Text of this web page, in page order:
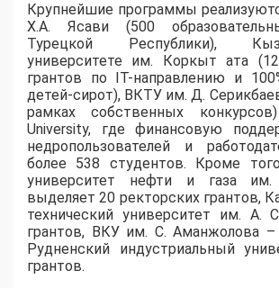
​Крупнейшие программы
Х.А. Ясави (500
Турецкой Республики),
университете им. Коркыт ата
грантов по IT-направлению и
детей-сирот), ВКТУ им. Д.
рамках собственных
University, где финансовую
недропользователей и
более 538 студентов. Кроме
университет нефти и газа
выделяет 20 ректорских грантов,
технический университет им. А.
грантов, ВКУ им. С. Аманжолова –
Рудненский индустриальный
грантов.